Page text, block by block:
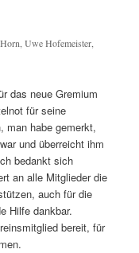
Uwe Hofemeister,
das neue Gremium
für seine
man habe gemerkt,
und überreicht ihm
bedankt sich
an alle Mitglieder die
auch für die
Hilfe dankbar.
bereit, für